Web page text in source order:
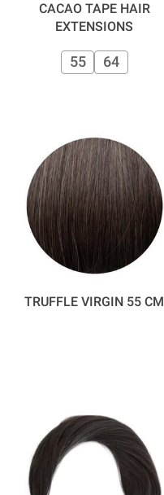
CACAO TAPE HAIR
EXTENSIONS
55 64
TRUFFLE VIRGIN 55 CM